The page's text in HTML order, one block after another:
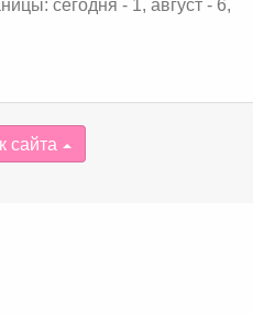
сегодня - 1, август - 6,
сайта